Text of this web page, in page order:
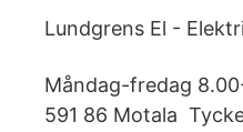
Lundgrens El -
Måndag-fredag
591 86 Motala